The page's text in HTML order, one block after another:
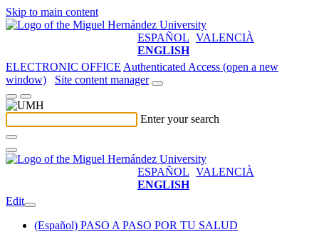
Skip to main content
ESPAÑOL VALENCIÀ
ENGLISH
ELECTRONIC OFFICE Authenticated Access (open a new
window)
Site content manager
Enter your search
ESPAÑOL VALENCIÀ
ENGLISH
Edit
(Español) PASO A PASO POR TU SALUD